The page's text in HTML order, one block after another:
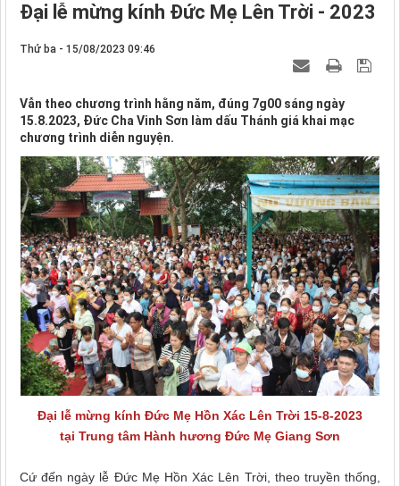
Đại lễ mừng kính Đức Mẹ Lên Trời - 2023
Thứ ba - 15/08/2023 09:46
Vẫn theo chương trình hằng năm, đúng 7g00 sáng ngày
15.8.2023, Đức Cha Vinh Sơn làm dấu Thánh giá khai mạc
chương trình diễn nguyện.
Đại lễ mừng kính Đức Mẹ Hồn Xác Lên Trời 15-8-2023
tại Trung tâm Hành hương Đức Mẹ Giang Sơn
Cứ đến ngày lễ Đức Mẹ Hồn Xác Lên Trời, theo truyền thống